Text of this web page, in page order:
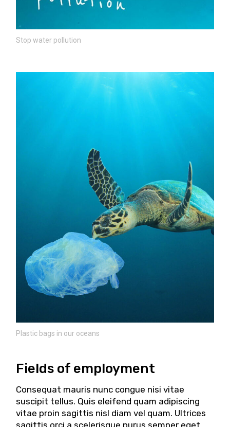
Stop water pollution
Plastic bags in our oceans
Fields of employment
Consequat mauris nunc congue nisi vitae
suscipit tellus. Quis eleifend quam adipiscing
vitae proin sagittis nisl diam vel quam. Ultrices
sagittis orci a scelerisque purus semper eget